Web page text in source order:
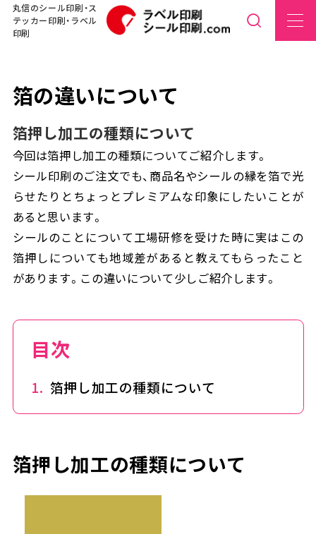
丸信のシール印刷・ス
テッカー印刷・ラベル
印刷
箔の違いについて
箔押し加工の種類について
今回は箔押し加工の種類についてご紹介します。
シール印刷のご注文でも、商品名やシールの縁を箔で光
らせたりとちょっとプレミアムな印象にしたいことが
あると思います。
シールのことについて工場研修を受けた時に実はこの
箔押しについても地域差があると教えてもらったこと
があります。この違いについて少しご紹介します。
目次
箔押し加工の種類について
箔押し加工の種類について